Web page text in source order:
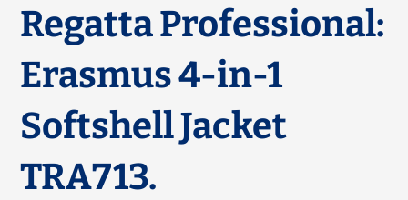
Regatta Professional:
Erasmus 4-in-1
Softshell Jacket
TRA713.